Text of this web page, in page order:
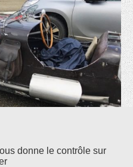
donne le contrôle sur